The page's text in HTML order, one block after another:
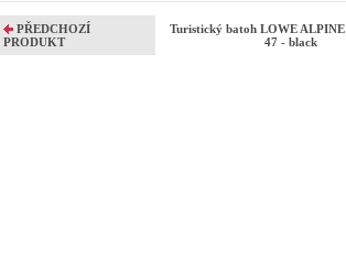
PŘEDCHOZÍ
PRODUKT
Turistický batoh LOWE ALPINE
47 - black